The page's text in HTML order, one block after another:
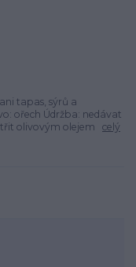
tapas, sýrů a
ořech Údržba: nedávat
olivovým olejem celý